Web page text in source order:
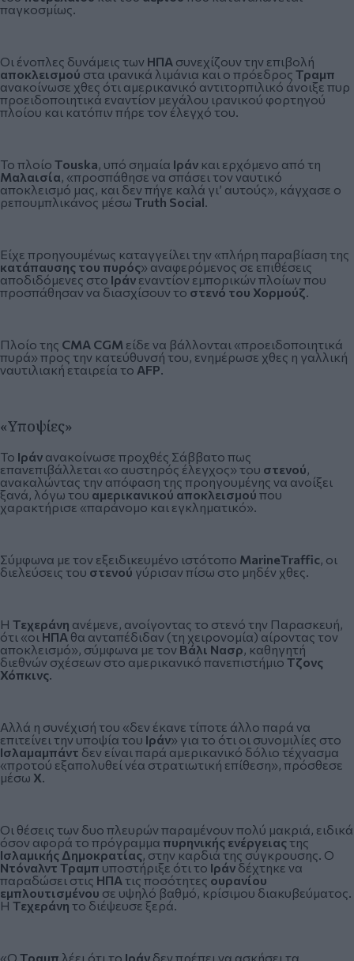
παγκοσμίως.
Οι ένοπλες δυνάμεις των ΗΠΑ συνεχίζουν την επιβολή
αποκλεισμού στα ιρανικά λιμάνια και ο πρόεδρος Τραμπ
ανακοίνωσε χθες ότι αμερικανικό αντιτορπιλικό άνοιξε πυρ
προειδοποιητικά εναντίον μεγάλου ιρανικού φορτηγού
πλοίου και κατόπιν πήρε τον έλεγχό του.
Το πλοίο Touska, υπό σημαία Ιράν και ερχόμενο από τη
Μαλαισία, «προσπάθησε να σπάσει τον ναυτικό
αποκλεισμό μας, και δεν πήγε καλά γι’ αυτούς», κάγχασε ο
ρεπουμπλικάνος μέσω Truth Social.
Είχε προηγουμένως καταγγείλει την «πλήρη παραβίαση της
κατάπαυσης του πυρός» αναφερόμενος σε επιθέσεις
αποδιδόμενες στο Ιράνεναντίον εμπορικών πλοίων που
προσπάθησαν να διασχίσουν το στενό του Χορμούζ.
Πλοίο της CMA CGM είδε να βάλλονται «προειδοποιητικά
πυρά» προς την κατεύθυνσή του, ενημέρωσε χθες η γαλλική
ναυτιλιακή εταιρεία το AFP.
«Υποψίες»
Το Ιράν ανακοίνωσε προχθές Σάββατο πως
επανεπιβάλλεται «ο αυστηρός έλεγχος» του στενού,
ανακαλώντας την απόφαση της προηγουμένης να ανοίξει
ξανά, λόγω του αμερικανικού αποκλεισμού που
χαρακτήρισε «παράνομο και εγκληματικό».
Σύμφωνα με τον εξειδικευμένο ιστότοπο MarineTraffic, οι
διελεύσεις του στενού γύρισαν πίσω στο μηδέν χθες.
Η Τεχεράνη ανέμενε, ανοίγοντας το στενό την Παρασκευή,
ότι «οι ΗΠΑ θα ανταπέδιδαν (τη χειρονομία) αίροντας τον
αποκλεισμό», σύμφωνα με τον Βάλι Νασρ, καθηγητή
διεθνών σχέσεων στο αμερικανικό πανεπιστήμιο Τζονς
Χόπκινς.
Αλλά η συνέχισή του «δεν έκανε τίποτε άλλο παρά να
επιτείνει την υποψία του Ιράν» για το ότι οι συνομιλίες στο
Ισλαμαμπάντ δεν είναι παρά αμερικανικό δόλιο τέχνασμα
«προτού εξαπολυθεί νέα στρατιωτική επίθεση», πρόσθεσε
μέσω X.
Οι θέσεις των δυο πλευρών παραμένουν πολύ μακριά, ειδικά
όσον αφορά το πρόγραμμα πυρηνικής ενέργειαςτης
Ισλαμικής Δημοκρατίας, στην καρδιά της σύγκρουσης. Ο
Ντόναλντ Τραμπ υποστήριξε ότι το Ιράν δέχτηκε να
παραδώσει στις ΗΠΑτις ποσότητες ουρανίου
εμπλουτισμένου σε υψηλό βαθμό, κρίσιμου διακυβεύματος.
Η Τεχεράνη το διέψευσε ξερά.
«Ο Τραμπ λέει ότι το Ιράν δεν πρέπει να ασκήσει τα